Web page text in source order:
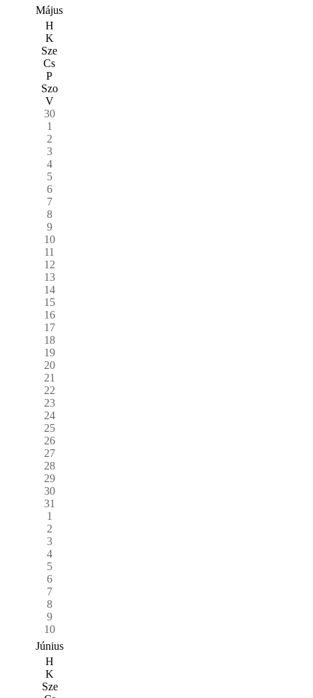
Május
H
K
Sze
Cs
P
Szo
V
30
1
2
3
4
5
6
7
8
9
10
11
12
13
14
15
16
17
18
19
20
21
22
23
24
25
26
27
28
29
30
31
1
2
3
4
5
6
7
8
9
10
Június
H
K
Sze